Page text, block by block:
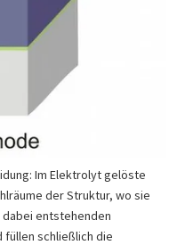
Im Elektrolyt gelöste
der Struktur, wo sie
entstehenden
füllen schließlich die